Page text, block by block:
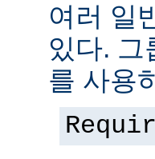
여러 일
있다. 그
를 사용